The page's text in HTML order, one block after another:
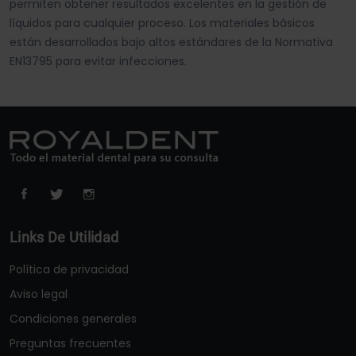
permiten obtener resultados excelentes en la gestión de
líquidos para cualquier proceso. Los materiales básicos
están desarrollados bajo altos estándares de la Normativa
EN13795 para evitar infecciones.
Links De Utilidad
Política de privacidad
Aviso legal
Condiciones generales
Preguntas frecuentes